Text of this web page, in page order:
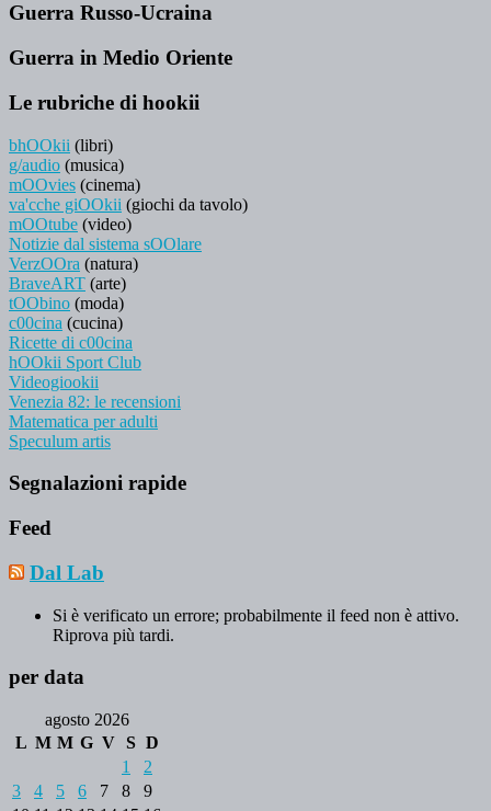
Guerra Russo-Ucraina
Guerra in Medio Oriente
Le rubriche di hookii
bhOOkii (libri)
g/audio (musica)
mOOvies (cinema)
va'cche giOOkii (giochi da tavolo)
mOOtube (video)
Notizie dal sistema sOOlare
VerzOOra (natura)
BraveART (arte)
tOObino (moda)
c00cina (cucina)
Ricette di c00cina
hOOkii Sport Club
Videogiookii
Venezia 82: le recensioni
Matematica per adulti
Speculum artis
Segnalazioni rapide
Feed
Dal Lab
Si è verificato un errore; probabilmente il feed non è attivo.
Riprova più tardi.
per data
agosto 2026
L M M G V S D
1
2
3
4 5 6 7 8
9